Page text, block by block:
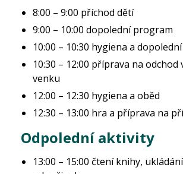
8:00 – 9:00 příchod dětí
9:00 – 10:00 dopolední program
10:00 – 10:30 hygiena a
10:30 – 12:00 příprava na
venku
12:00 – 12:30 hygiena a oběd
12:30 – 13:00 hra a příprava na
Odpolední aktivity
13:00 – 15:00 čtení knihy,